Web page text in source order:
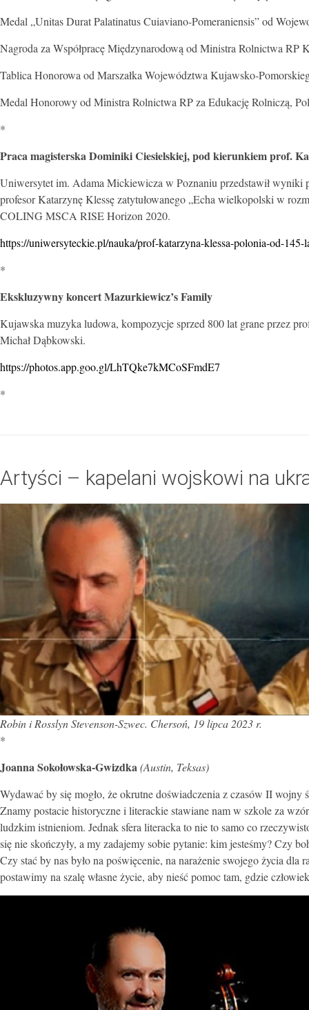
Medal „Unitas Durat Palatinatus Cuiaviano-Pomeraniensis” od
Nagroda za Współpracę Międzynarodową od Ministra Rolnictwa RP
Tablica Honorowa od Marszałka Województwa Kujawsko-
Medal Honorowy od Ministra Rolnictwa RP za Edukację Rolniczą,
*
Praca magisterska Dominiki Ciesielskiej, pod kierunkiem prof.
Uniwersytet im. Adama Mickiewicza w Poznaniu przedstawił
profesor Katarzynę Klessę zatytułowanego „Echa wielkopolski w
COLING MSCA RISE Horizon 2020.
https://uniwersyteckie.pl/nauka/prof-katarzyna-klessa-polonia-od-145-
*
Ekskluzywny koncert Mazurkiewicz’s Family
Kujawska muzyka ludowa, kompozycje sprzed 800 lat grane przez
Michał Dąbkowski.
https://photos.app.goo.gl/LhTQke7kMCoSFmdE7
*
Artyści – kapelani wojskowi na
Robin i Rosslyn Stevenson-Szwec. Chersoń, 19 lipca 2023 r.
*
Joanna Sokołowska-Gwizdka(Austin, Teksas)
Wydawać by się mogło, że okrutne doświadczenia z czasów II
Znamy postacie historyczne i literackie stawiane nam w szkole za
ludzkim istnieniom. Jednak sfera literacka to nie to samo co
się nie skończyły, a my zadajemy sobie pytanie: kim jesteśmy? Czy
Czy stać by nas było na poświęcenie, na narażenie swojego życia
postawimy na szalę własne życie, aby nieść pomoc tam, gdzie